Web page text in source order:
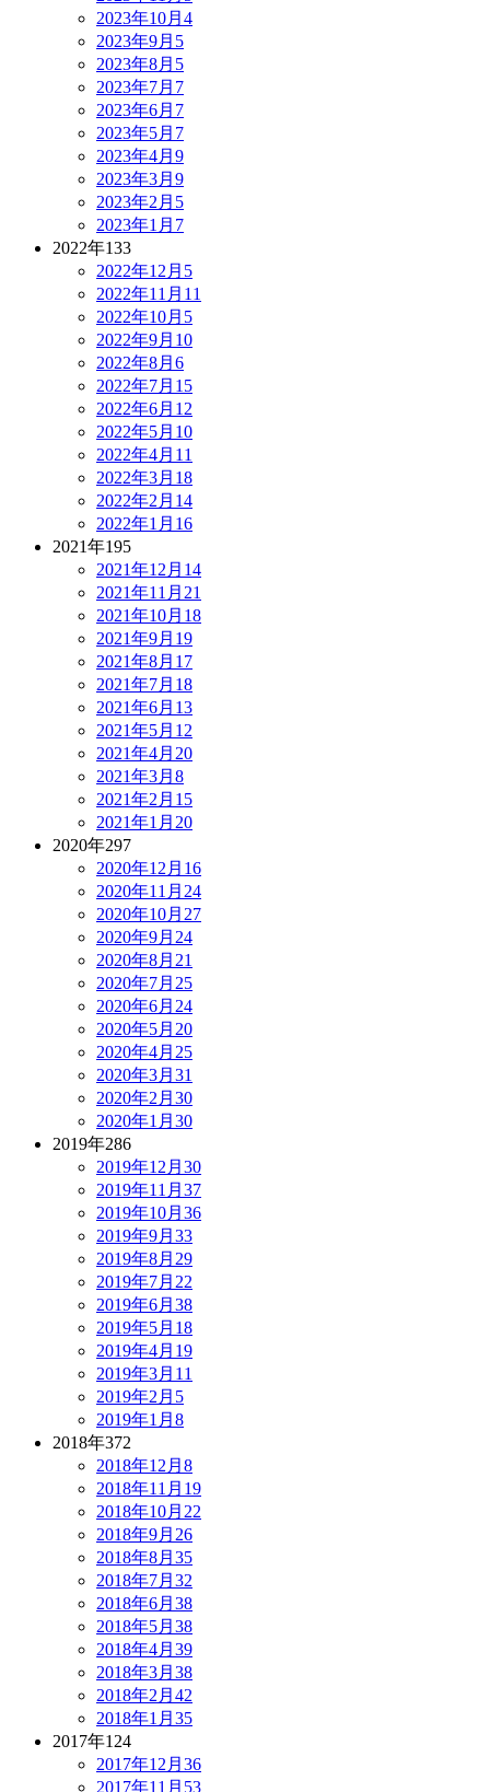
2023年10月 4
2023年9月 5
2023年8月 5
2023年7月 7
2023年6月 7
2023年5月 7
2023年4月 9
2023年3月 9
2023年2月 5
2023年1月 7
2022年133
2022年12月 5
2022年11月 11
2022年10月 5
2022年9月 10
2022年8月 6
2022年7月 15
2022年6月 12
2022年5月 10
2022年4月 11
2022年3月 18
2022年2月 14
2022年1月 16
2021年195
2021年12月 14
2021年11月 21
2021年10月 18
2021年9月 19
2021年8月 17
2021年7月 18
2021年6月 13
2021年5月 12
2021年4月 20
2021年3月 8
2021年2月 15
2021年1月 20
2020年297
2020年12月 16
2020年11月 24
2020年10月 27
2020年9月 24
2020年8月 21
2020年7月 25
2020年6月 24
2020年5月 20
2020年4月 25
2020年3月 31
2020年2月 30
2020年1月 30
2019年286
2019年12月 30
2019年11月 37
2019年10月 36
2019年9月 33
2019年8月 29
2019年7月 22
2019年6月 38
2019年5月 18
2019年4月 19
2019年3月 11
2019年2月 5
2019年1月 8
2018年372
2018年12月 8
2018年11月 19
2018年10月 22
2018年9月 26
2018年8月 35
2018年7月 32
2018年6月 38
2018年5月 38
2018年4月 39
2018年3月 38
2018年2月 42
2018年1月 35
2017年124
2017年12月 36
2017年11月 53